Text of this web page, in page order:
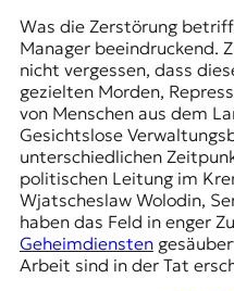
M
e
d
i
e
n
k
o
m
p
e
t
Was die Zerstörung
Manager beeindruckend.
nicht vergessen, dass
gezielten Morden,
von Menschen aus dem
Gesichtslose
unterschiedlichen
politischen Leitung im
Wjatscheslaw Wolodin,
haben das Feld in enger
Geheimdiensten
Arbeit sind in der Tat